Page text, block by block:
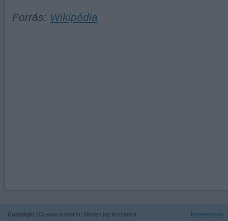
Forrás: Wikipédia
Copyright (C) www.eumet.hu Minden jog fenntartva.
Impresszum